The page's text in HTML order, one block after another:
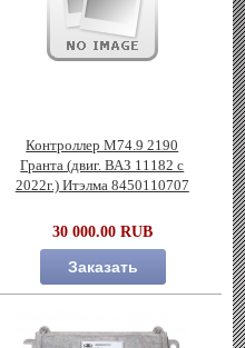
Контроллер М74.9 2190
Гранта (двиг. ВАЗ 11182 с
2022г.) Итэлма 8450110707
30 000.00 RUB
Заказать